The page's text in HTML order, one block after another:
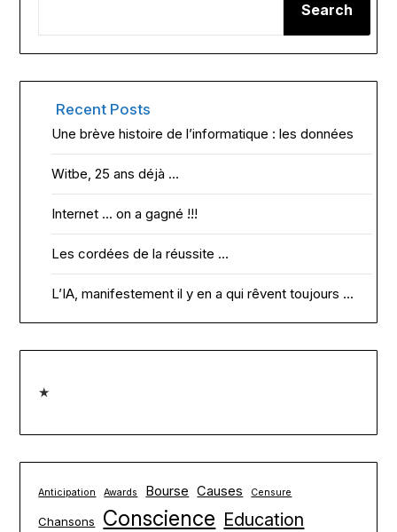
Search
Recent Posts
Une brève histoire de l’informatique : les données
Witbe, 25 ans déjà …
Internet … on a gagné !!!
Les cordées de la réussite …
L’IA, manifestement il y en a qui rêvent toujours …
★
Anticipation Awards Bourse Causes Censure
Chansons Conscience Education